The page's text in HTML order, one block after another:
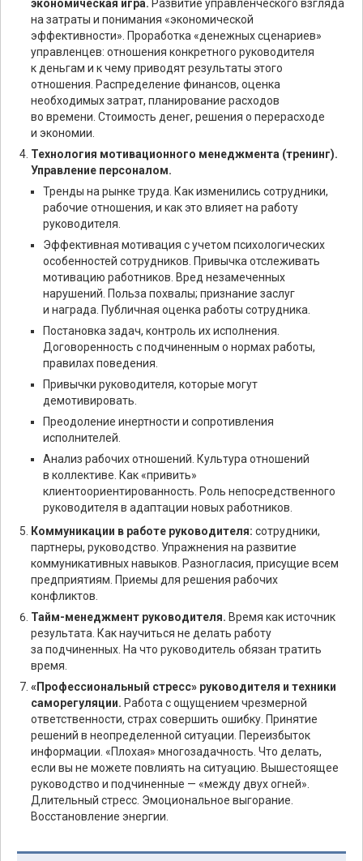
экономическая игра. Развитие управленческого взгляда
на затраты и понимания «экономической
эффективности». Проработка «денежных сценариев»
управленцев: отношения конкретного руководителя
к деньгам и к чему приводят результаты этого
отношения. Распределение финансов, оценка
необходимых затрат, планирование расходов
во времени. Стоимость денег, решения о перерасходе
и экономии.
Технология мотивационного менеджмента (тренинг).
Управление персоналом.
Тренды на рынке труда. Как изменились сотрудники,
рабочие отношения, и как это влияет на работу
руководителя.
Эффективная мотивация с учетом психологических
особенностей сотрудников. Привычка отслеживать
мотивацию работников. Вред незамеченных
нарушений. Польза похвалы; признание заслуг
и награда. Публичная оценка работы сотрудника.
Постановка задач, контроль их исполнения.
Договоренность с подчиненным о нормах работы,
правилах поведения.
Привычки руководителя, которые могут
демотивировать.
Преодоление инертности и сопротивления
исполнителей.
Анализ рабочих отношений. Культура отношений
в коллективе. Как «привить»
клиентоориентированность. Роль непосредственного
руководителя в адаптации новых работников.
Коммуникации в работе руководителя: сотрудники,
партнеры, руководство. Упражнения на развитие
коммуникативных навыков. Разногласия, присущие всем
предприятиям. Приемы для решения рабочих
конфликтов.
Тайм-менеджмент руководителя. Время как источник
результата. Как научиться не делать работу
за подчиненных. На что руководитель обязан тратить
время.
«Профессиональный стресс» руководителя и техники
саморегуляции. Работа с ощущением чрезмерной
ответственности, страх совершить ошибку. Принятие
решений в неопределенной ситуации. Переизбыток
информации. «Плохая» многозадачность. Что делать,
если вы не можете повлиять на ситуацию. Вышестоящее
руководство и подчиненные — «между двух огней».
Длительный стресс. Эмоциональное выгорание.
Восстановление энергии.